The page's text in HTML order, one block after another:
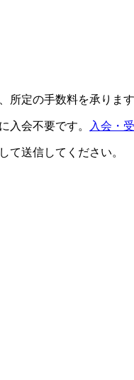
定の手数料を承ります
入会不要です。 入会・
送信してください。